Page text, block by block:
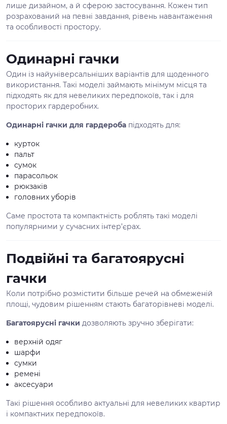
лише дизайном, а й сферою застосування. Кожен тип
розрахований на певні завдання, рівень навантаження
та особливості простору.
Одинарні гачки
Один із найуніверсальніших варіантів для щоденного
використання. Такі моделі займають мінімум місця та
підходять як для невеликих передпокоїв, так і для
просторих гардеробних.
Одинарні гачки для гардероба підходять для:
курток
пальт
сумок
парасольок
рюкзаків
головних уборів
Саме простота та компактність роблять такі моделі
популярними у сучасних інтер’єрах.
Подвійні та багатоярусні
гачки
Коли потрібно розмістити більше речей на обмеженій
площі, чудовим рішенням стають багаторівневі моделі.
Багатоярусні гачки дозволяють зручно зберігати:
верхній одяг
шарфи
сумки
ремені
аксесуари
Такі рішення особливо актуальні для невеликих квартир
і компактних передпокоїв.